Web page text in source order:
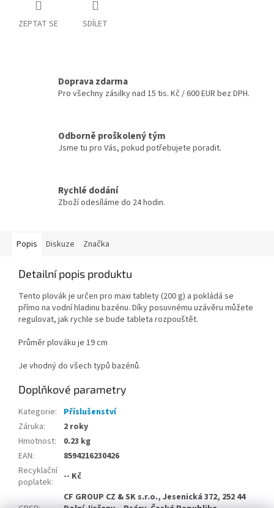
ZEPTAT SE SDÍLET
Doprava zdarma
Pro všechny zásilky nad 15 tis. Kč / 600 EUR bez DPH.
Odborně proškolený tým
Jsme tu pro Vás, pokud potřebujete poradit.
Rychlé dodání
Zboží odesíláme do 24 hodin.
Popis Diskuze Značka
Detailní popis produktu
Tento plovák je určen pro maxi tablety (200 g) a pokládá se
přímo na vodní hladinu bazénu. Díky posuvnému uzávěru můžete
regulovat, jak rychle se bude tableta rozpouštět.
Průměr plováku je 19 cm
Je vhodný do všech typů bazénů.
Doplňkové parametry
Kategorie:
Příslušenství
Záruka:
2 roky
Hmotnost:
0.23 kg
EAN:
8594216230426
Recyklační
poplatek: -- Kč
CF GROUP CZ & SK s.r.o., Jesenická 372, 252 44